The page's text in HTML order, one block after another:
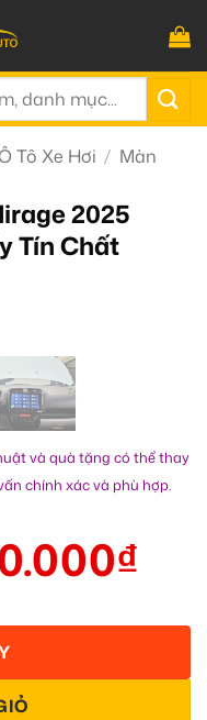
Tô Xe Hơi / Màn
2025
Tín Chất
và quà tặng có thể thay
chính xác và phù hợp.
₫